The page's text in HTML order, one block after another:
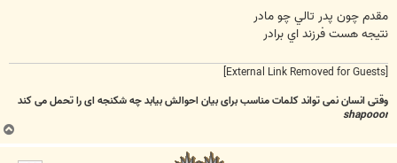
ت
مقدم چون پدر تالي چو مادر
نتيجه هست فرزند اي برادر
وقتی انسان نمی تواند کلمات مناسب برای بیان احوالش بیابد چه شکنجه ای را تحمل می کند
shapooor
ب
ا